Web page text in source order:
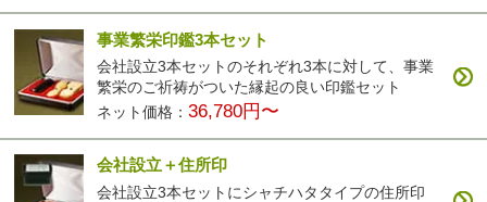
事業繁栄印鑑3本セット
会社設立3本セットのそれぞれ3本に対して、事業
繁栄のご祈祷がついた縁起の良い印鑑セット
ネット価格：36,780円〜
会社設立＋住所印
会社設立3本セットにシャチハタタイプの住所印